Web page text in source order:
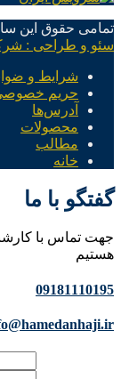
تمامی حقوق این
سئو و طراحی :
شرایط و
حریم
آدرس‌ها
محصولات
مطالب
خانه
گفتگو با ما
جهت تماس با
هستیم
09181110195